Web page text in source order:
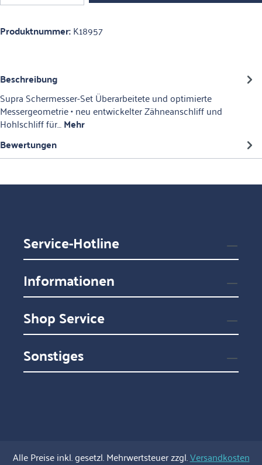
Produktnummer:K18957
Beschreibung
Supra Schermesser-Set Überarbeitete und optimierte
Messergeometrie • neu entwickelter Zähneanschliff und
Hohlschliff für…Mehr
Bewertungen
Service-Hotline
Informationen
Shop Service
Sonstiges
Alle Preise inkl. gesetzl. Mehrwertsteuer zzgl.Versandkosten